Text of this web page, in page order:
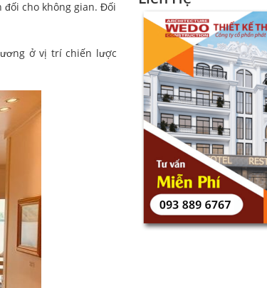
đối cho không gian. Đối
ở vị trí chiến lược